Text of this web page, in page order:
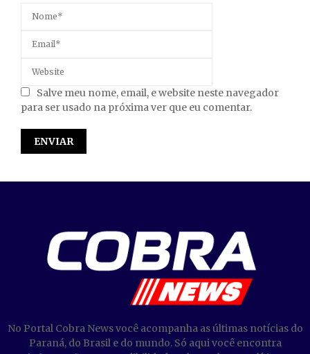
Salve meu nome, email, e website neste navegador
para ser usado na próxima ver que eu comentar.
No Portal Cobra News você acompanha as últimas notícias do
Paraná, do Brasil e do mundo. Só aqui você encontra